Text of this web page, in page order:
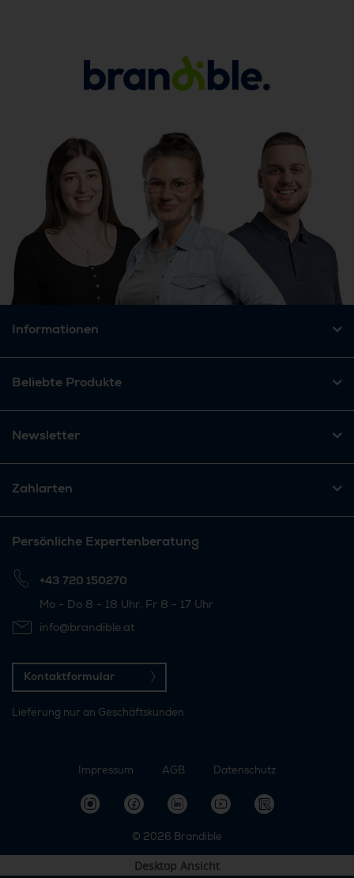
Informationen
Beliebte Produkte
Newsletter
Zahlarten
Persönliche Expertenberatung
+43 720 150270
Mo - Do 8 - 18 Uhr, Fr 8 - 17 Uhr
info@brandible.at
Kontaktformular
Lieferung nur an Geschäftskunden
Impressum AGB Datenschutz
© 2026 Brandible
Desktop Ansicht